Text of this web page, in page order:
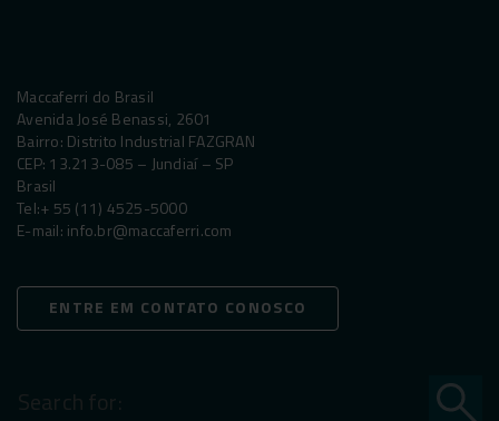
Maccaferri do Brasil
Avenida José Benassi, 2601
Bairro: Distrito Industrial FAZGRAN
CEP: 13.213-085 – Jundiaí – SP
Brasil
Tel:+ 55 (11) 4525-5000
E-mail: info.br@maccaferri.com
ENTRE EM CONTATO CONOSCO
Search
for: